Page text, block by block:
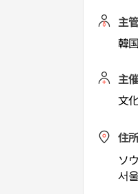
主
韓
主
文
住
ソ
서